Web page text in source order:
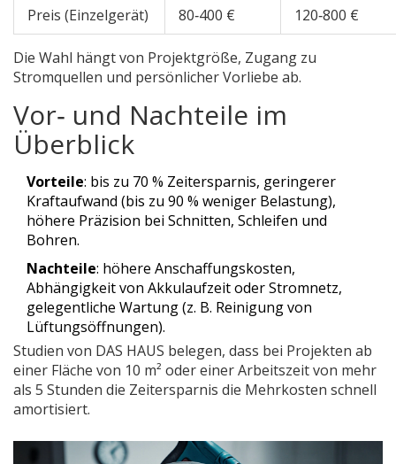
Preis (Einzelgerät) 80‑400 € 120‑800 €
Die Wahl hängt von Projektgröße, Zugang zu
Stromquellen und persönlicher Vorliebe ab.
Vor‑ und Nachteile im
Überblick
Vorteile: bis zu 70 % Zeitersparnis, geringerer
Kraftaufwand (bis zu 90 % weniger Belastung),
höhere Präzision bei Schnitten, Schleifen und
Bohren.
Nachteile: höhere Anschaffungskosten,
Abhängigkeit von Akkulaufzeit oder Stromnetz,
gelegentliche Wartung (z. B. Reinigung von
Lüftungsöffnungen).
Studien von DAS HAUS belegen, dass bei Projekten ab
einer Fläche von 10 m² oder einer Arbeitszeit von mehr
als 5 Stunden die Zeitersparnis die Mehrkosten schnell
amortisiert.